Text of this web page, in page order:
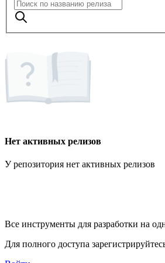
Нет активных релизов
У репозитория нет активных релизов
Все инструменты для разработки на
Для полного доступа